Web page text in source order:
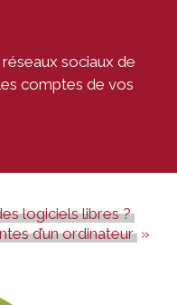
sociaux de
comptes de vos
logiciels libres ?
d’un ordinateur